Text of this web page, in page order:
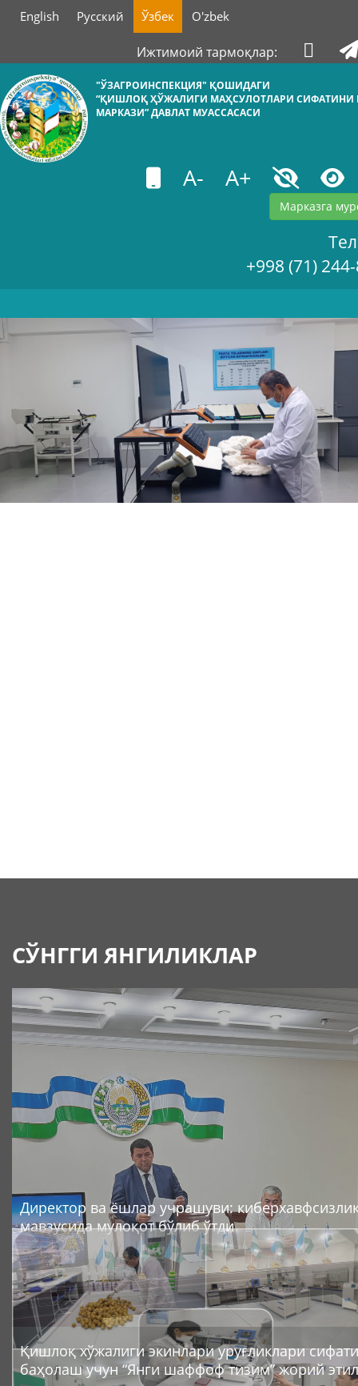
English Русский Ўзбек O'zbek
Ижтимоий тармоқлар:
"ЎЗАГРОИНСПЕКЦИЯ" ҚОШИДАГИ
“ҚИШЛОҚ ҲЎЖАЛИГИ МАҲСУЛОТЛАРИ
МАРКАЗИ” ДАВЛАТ МУАССАСАСИ
A- A+
Марказга
+998 (71)
СЎНГГИ ЯНГИЛИКЛАР
Директор ва ёшлар учрашуви:
мавзусида мулоқот бўлиб ўтди
Қишлоқ хўжалиги экинлари уруғликлари
баҳолаш учун “Янги шаффоф тизим” жорий